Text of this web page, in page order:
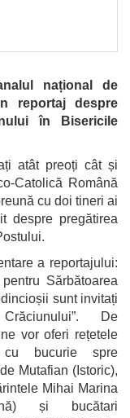
național de
reportajdespre
în Bisericile
atât preoți cât și
Catolică Română
cu doi tineri ai
despre pregătirea
a reportajului:
Sărbătoarea
sunt invitați
De
vor oferi rețetele
bucurie spre
Mutafian (Istoric),
Mihai Marina
și bucătari